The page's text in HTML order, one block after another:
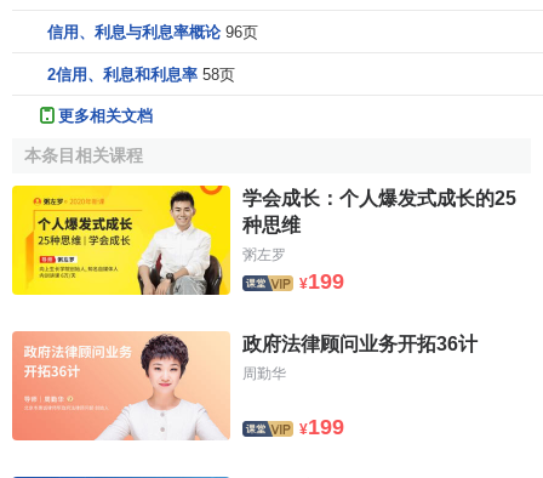
定，不应当对相对价格进行干预。对于一般价格水平来说，
其重要影响因素就是利率，当
利息率，物价将不断上涨；反 之，则价格下降，并不断下
降。这个过程即为魏克塞尔累计过程。
关于货币政策 的目标，魏克塞尔将它定为价格稳定。调
节价格的工具是 利率 。魏克塞尔这样说：贷款中有某种
率 ，它对商品价格的关系是中立的，既不 会使之上涨，也不
会使之下跌。这与如果不使用货币、一切借贷以实物资本形
态进行、在这样情况下的供求关系 所决定的 利率必然相同。
我们把这个称之为资本自然 利息率的现时价值。
由于资本自然利息率很难求出，政策实施时就要通过价
格的变化来确定利息率与资本自然利息率的关系。价格上
信用、利息与利息率概论 96页
2信用、利息和利息率 58页
更多相关文档
本条目相关课程
学会成长：个人爆发式成长的25
种思维
粥左罗
¥199
政府法律顾问业务开拓36计
周勤华
¥199